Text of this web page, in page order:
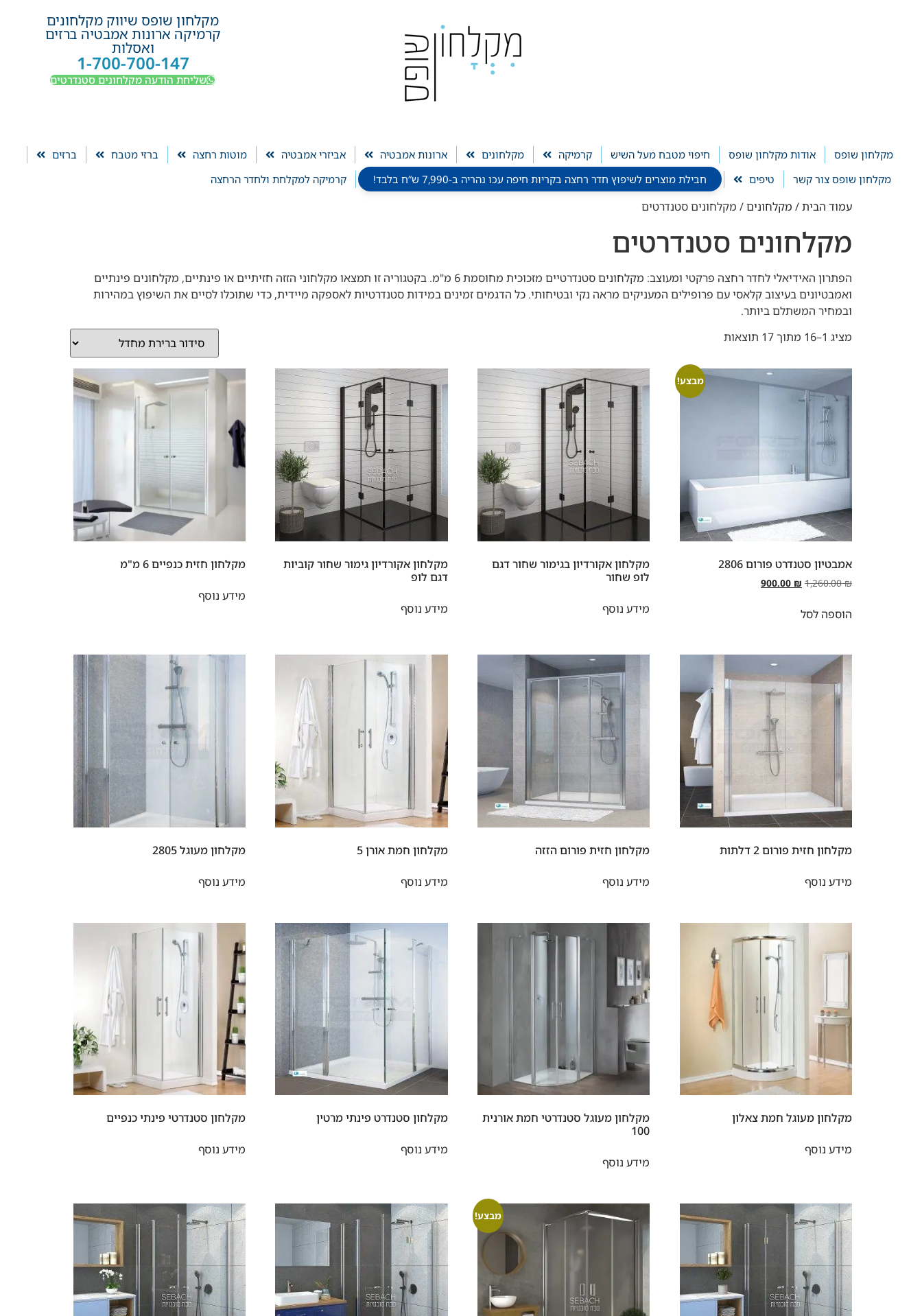
מקלחון שופס שיווק מקלחונים
קרמיקה ארונות אמבטיה ברזים
ואסלות
1-700-700-147
שליחת הודעה מקלחונים סטנדרטים
מקלחון שופס אודות מקלחון שופס חיפוי מטבח מעל השיש קרמיקה מקלחונים ארונות אמבטיה אביזרי אמבטיה מוטות רחצה ברזי מטבח
ברזים
מקלחון שופס צור קשר
טיפים חבילת מוצרים לשיפוץ חדר רחצה בקריות חיפה עכו נהריה ב-7,990 ש”ח בלבד! קרמיקה למקלחת ולחדר הרחצה
עמוד הבית/ מקלחונים/ מקלחונים סטנדרטים
מקלחונים סטנדרטים
הפתרון האידיאלי לחדר רחצה פרקטי ומעוצב: מקלחונים סטנדרטיים מזכוכית מחוסמת 6 מ"מ. בקטגוריה זו תמצאו מקלחוני הזזה חזיתיים או פינתיים, מקלחונים פינתיים
ואמבטיונים בעיצוב קלאסי עם פרופילים המעניקים מראה נקי ובטיחותי. כל הדגמים זמינים במידות סטנדרטיות לאספקה מיידית, כדי שתוכלו לסיים את השיפוץ במהירות
ובמחיר המשתלם ביותר.
מציג 1–16 מתוך 17 תוצאות
מבצע!
אמבטיון סטנדרט פורום 2806
1,260.00₪
900.00 ₪
הוספה לסל
מקלחון אקורדיון בגימור שחור דגם
לופ שחור
מידע נוסף
מקלחון אקורדיון גימור שחור קוביות
דגם לופ
מידע נוסף
מקלחון חזית כנפיים 6 מ"מ
מידע נוסף
מקלחון חזית פורום 2 דלתות
מידע נוסף
מקלחון חזית פורום הזזה
מידע נוסף
מקלחון חמת אורן 5
מידע נוסף
מקלחון מעוגל 2805
מידע נוסף
מקלחון מעוגל חמת צאלון
מידע נוסף
מקלחון מעוגל סטנדרטי חמת אורנית
100
מידע נוסף
מקלחון סטנדרט פינתי מרטין
מידע נוסף
מקלחון סטנדרטי פינתי כנפיים
מידע נוסף
מבצע!